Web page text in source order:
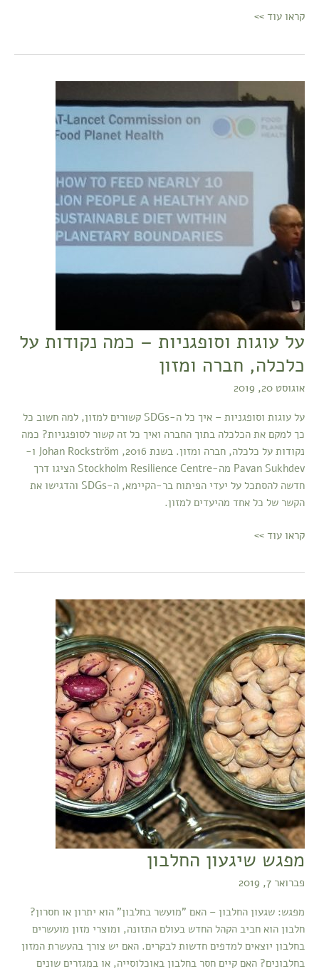
קראו עוד >>
על עוגות וסופגניות – כמה נקודות על
כלכלה, חברה ומזון
אוגוסט 20, 2019
על עוגות וסופגניות – איך כל ה-SDGs קשורים למזון, למה חשוב כל
כך למקם את הכלכלה בתוך החברה ואיך כל זה קשור לסופגניות? כמה
נקודות על כלכלה, חברה ומזון. בשנת 2016, Johan Rockström ו-
Pavan Sukhdev מה-Stockholm Resilience Centre הציגו דרך
חדשה להסתכל על יעדי הפיתוח בר-הקיימא, ה-SDGs והדגישו את
הקשר של כל אחד מהיעדים למזון.
עוגות
וסופגניות
כמה
כלכלה,
חברה
ומזון
קראו עוד >>
מפגש שיגעון החלבון
פברואר 7, 2019
מפגש: שגעון החלבון – האם "מועשר בחלבון" הוא יתרון או חסרון?
חלבון הוא חביב הקהל החדש בעולם התזונה, ומוצרי מזון מועשרים
בחלבון יוצאים למדפים חדשות לבקרים. האם יש צורך בהעשרת המזון
בחלבונים? האם קיים חסר בחלבון באוכלוסייה, או במגזרים שונים
מפגש
שיגעון
החלבון